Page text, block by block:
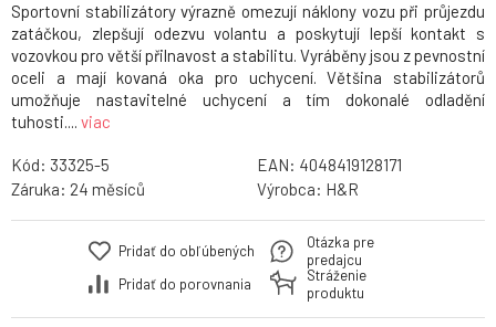
Sportovní stabilizátory výrazně omezují náklony vozu při průjezdu
zatáčkou, zlepšují odezvu volantu a poskytují lepší kontakt s
vozovkou pro větší přilnavost a stabilitu. Vyráběny jsou z pevnostní
oceli a mají kovaná oka pro uchycení. Většina stabilizátorů
umožňuje nastavitelné uchycení a tím dokonalé odladění
tuhosti.... viac
Kód: 33325-5 EAN: 4048419128171
Záruka: 24 Výrobca: H&R
Pridať do obľúbených
Pridať do porovnania
Otázka pre
predajcu
Stráženie
produktu